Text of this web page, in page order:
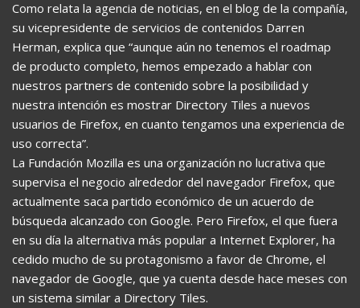
Como relata la agencia de noticias, en el blog de la compañía,
su vicepresidente de servicios de contenidos Darren
Herman, explica que “aunque aún no tenemos el roadmap
de producto completo, hemos empezado a hablar con
nuestros partners de contenido sobre la posibilidad y
nuestra intención es mostrar Directory Tiles a nuevos
usuarios de Firefox, en cuanto tengamos una experiencia de
uso correcta”.
La Fundación Mozilla es una organización no lucrativa que
supervisa el negocio alrededor del navegador Firefox, que
actualmente saca partido económico de un acuerdo de
búsqueda alcanzado con Google. Pero Firefox, el que fuera
en su día la alternativa más popular a Internet Explorer, ha
cedido mucho de su protagonismo a favor de Chrome, el
navegador de Google, que ya cuenta desde hace meses con
un sistema similar a Directory Tiles.